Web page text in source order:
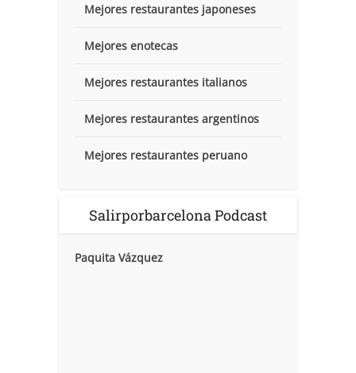
Mejores restaurantes japoneses
Mejores enotecas
Mejores restaurantes italianos
Mejores restaurantes argentinos
Mejores restaurantes peruano
Salirporbarcelona Podcast
Paquita Vázquez